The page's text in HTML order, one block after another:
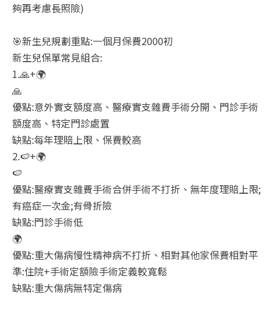
夠再考慮長照險)
🎯新生兒規劃重點:一個月保費2000初
新生兒保單常見組合:
1.🙏+🌍
🙏
優點:意外實支額度高、醫療實支雜費手術分開、門診手術
額度高、特定門診處置
缺點:每年理賠上限、保費較高
2.🍉+🌍
🍉
優點:醫療實支雜費手術合併手術不打折、無年度理賠上限;
有癌症一次金;有骨折險
缺點:門診手術低
🌍
優點:重大傷病慢性精神病不打折、相對其他家保費相對平
準:住院+手術定額險手術定義較寬鬆
缺點:重大傷病無特定傷病